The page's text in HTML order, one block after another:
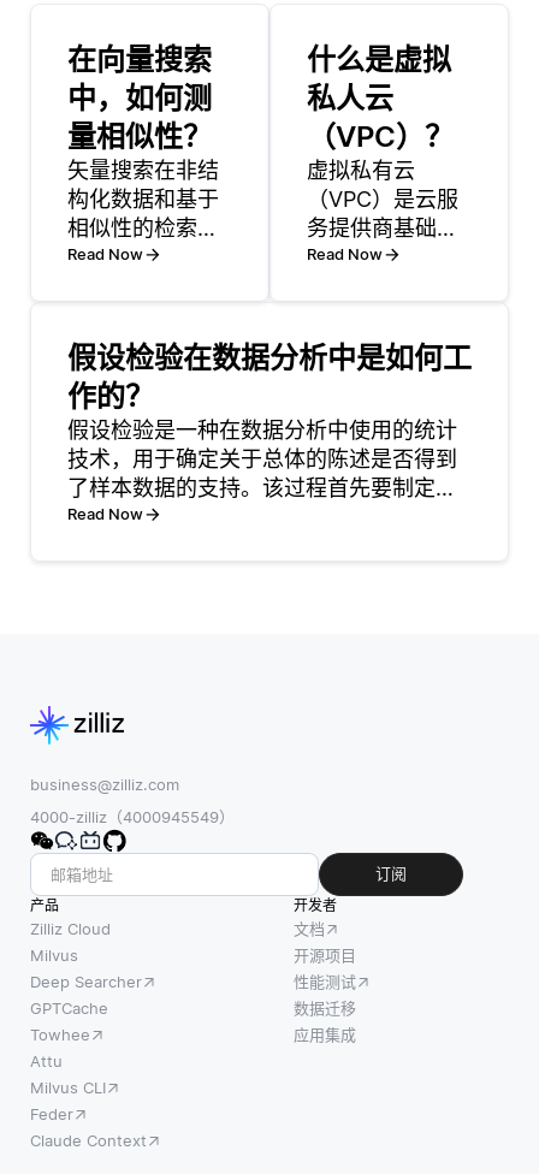
在向量搜索
中，如何测
量相似性？
矢量搜索在非结
构化数据和基于
相似性的检索至
关重要的行业中
是在搜索引擎
中，其需要对查
询的语义理解以
提供准确的结
果。例如，在法
律或学术领域，
矢量搜索有助于
Read Now
什么是虚拟
私人云
（VPC）？
虚拟私有云
（VPC）是云服
务提供商基础设
施的一部分，允
建一个私有且隔
离的网络。实际
和企业提供了对
其虚拟网络的控
制，包括IP地
Read Now
假设检验在数据分析中是如何工
作的？
假设检验是一种在数据分析中使用的统计
技术，用于确定关于总体的陈述是否得到
了样本数据的支持。该过程首先要制定两
个相互竞争的假设：零假设（记作 \
Read Now
business@zilliz.com
4000-zilliz（4000945549）
订阅
产品
Zilliz Cloud
Milvus
Deep Searcher
GPTCache
Towhee
Attu
Milvus CLI
Feder
Claude Context
开发者
文档
开源项目
性能测试
数据迁移
应用集成